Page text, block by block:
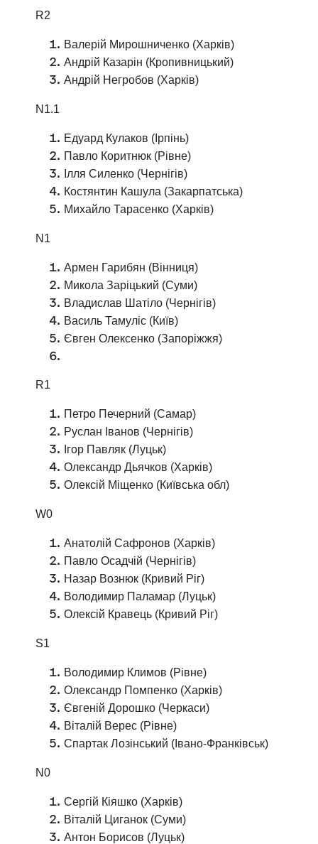
R2
Валерій Мирошниченко (Харків)
Андрій Казарін (Кропивницький)
Андрій Негробов (Харків)
N1.1
Едуард Кулаков (Ірпінь)
Павло Коритнюк (Рівне)
Ілля Силенко (Чернігів)
Костянтин Кашула (Закарпатська)
Михайло Тарасенко (Харків)
N1
Армен Гарибян (Вінниця)
Микола Заріцький (Суми)
Владислав Шатіло (Чернігів)
Василь Тамуліс (Київ)
Євген Олексенко (Запоріжжя)
R1
Петро Печерний (Самар)
Руслан Іванов (Чернігів)
Ігор Павляк (Луцьк)
Олександр Дьячков (Харків)
Олексій Міщенко (Київська обл)
W0
Анатолій Сафронов (Харків)
Павло Осадчій (Чернігів)
Назар Вознюк (Кривий Ріг)
Володимир Паламар (Луцьк)
Олексій Кравець (Кривий Ріг)
S1
Володимир Климов (Рівне)
Олександр Помпенко (Харків)
Євгеній Дорошко (Черкаси)
Віталій Верес (Рівне)
Спартак Лозінський (Івано-Франківськ)
N0
Сергій Кіяшко (Харків)
Віталій Циганок (Суми)
Антон Борисов (Луцьк)